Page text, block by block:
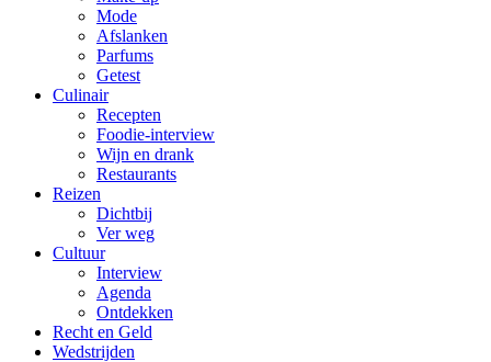
Mode
Afslanken
Parfums
Getest
Culinair
Recepten
Foodie-interview
Wijn en drank
Restaurants
Reizen
Dichtbij
Ver weg
Cultuur
Interview
Agenda
Ontdekken
Recht en Geld
Wedstrijden